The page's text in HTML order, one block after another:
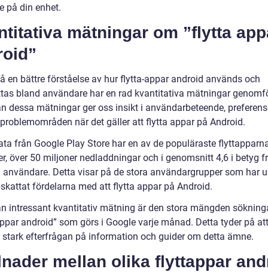
på din enhet.
mätningar om ”flytta
en bättre förståelse av hur flytta-appar android används och
bland användare har en rad kvantitativa mätningar
dessa mätningar ger oss insikt i användarbeteende,
när det gäller att flytta appar på Android.
från Google Play Store har en av de populäraste
över 50 miljoner nedladdningar och i genomsnitt 4,6 i betyg
Detta visar på de stora användargrupper som har
fördelarna med att flytta appar på Android.
intressant kvantitativ mätning är den stora mängden
android” som görs i Google varje månad. Detta tyder på
stark efterfrågan på information och guider om detta ämne.
mellan olika flyttappar